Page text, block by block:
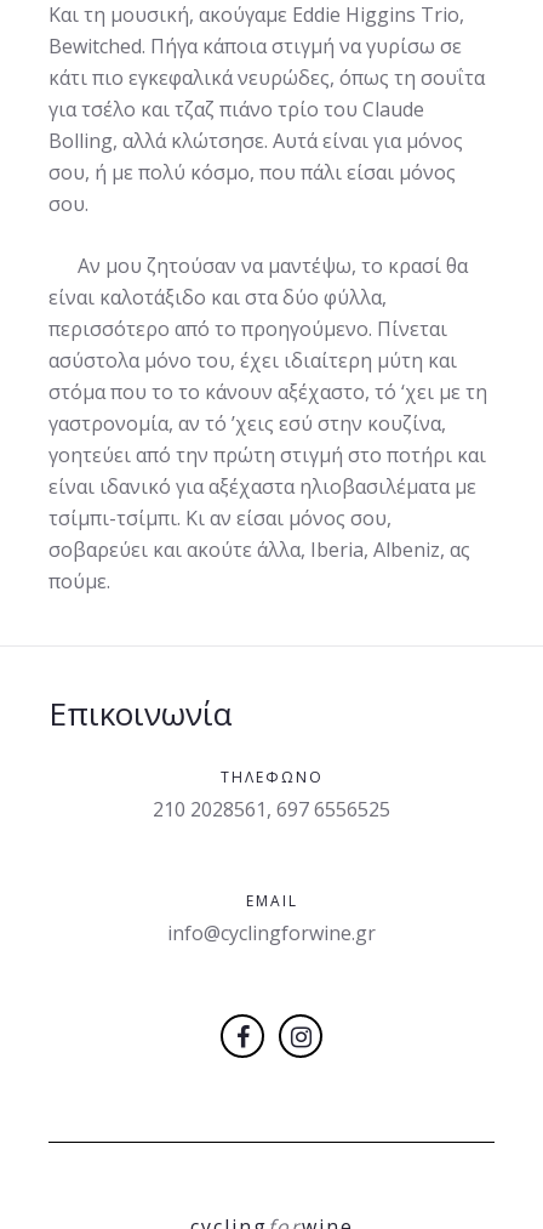
Και τη μουσική, ακούγαμε Eddie Higgins Trio,
Bewitched. Πήγα κάποια στιγμή να γυρίσω σε
κάτι πιο εγκεφαλικά νευρώδες, όπως τη σουΐτα
για τσέλο και τζαζ πιάνο τρίο του Claude
Bolling, αλλά κλώτσησε. Αυτά είναι για μόνος
σου, ή με πολύ κόσμο, που πάλι είσαι μόνος
σου.
Αν μου ζητούσαν να μαντέψω, το κρασί θα
είναι καλοτάξιδο και στα δύο φύλλα,
περισσότερο από το προηγούμενο. Πίνεται
ασύστολα μόνο του, έχει ιδιαίτερη μύτη και
στόμα που το το κάνουν αξέχαστο, τό ‘χει με τη
γαστρονομία, αν τό ’χεις εσύ στην κουζίνα,
γοητεύει από την πρώτη στιγμή στο ποτήρι και
είναι ιδανικό για αξέχαστα ηλιοβασιλέματα με
τσίμπι-τσίμπι. Κι αν είσαι μόνος σου,
σοβαρεύει και ακούτε άλλα, Iberia, Albeniz, ας
πούμε.
Επικοινωνία
ΤΗΛΈΦΩΝΟ
210 2028561, 697 6556525
EMAIL
info@cyclingforwine.gr